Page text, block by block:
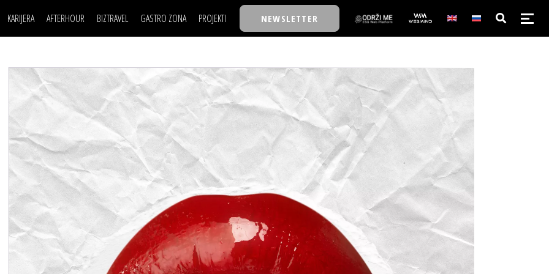
KARIJERA
LJUDI (HR)
MOJ UGAO
KNOW-HOW
AFTERHOUR
AUTO SVET
WELLBEING
BIZTRAVEL GASTRO ZONA PROJEKTI
TASTY TALKS
30 ISPOD 30
BACK TO OFFICE/SCHOOL
BIZBENDOVI
BIZKOLEGIJUM
BMW BIZNIS LIGA
BIZLIFE WEEK
IZJAVA GODINE
NEWSLETTER
POSAO
MOJ UGAO
USAVRŠAVANJE
FILM I SCENA
AUTO SVET
WELLBEING
NAJKOLEGA
30 ISPOD 30
BACK TO OFFICE/SCHOOL
BIZBENDOVI
BIZKOLEGIJUM
BMW BIZNIS LIGA
BIZLIFE WEEK
IZJAVA GODINE